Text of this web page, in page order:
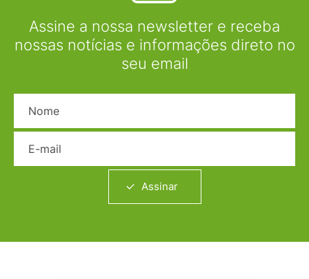
Assine a nossa newsletter e receba
nossas notícias e informações direto no
seu email
Assinar